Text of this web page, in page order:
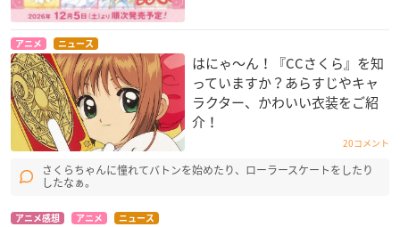
アニメ ニュース
はにゃ〜ん！『CCさくら』を知
っていますか？あらすじやキャ
ラクター、かわいい衣装をご紹
介！
20コメント
さくらちゃんに憧れてバトンを始めたり、ローラースケートをしたり
したなぁ。
アニメ感想 アニメ ニュース